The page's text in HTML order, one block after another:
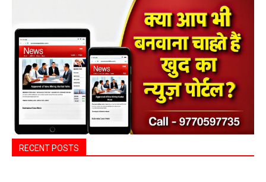
RECENT POSTS